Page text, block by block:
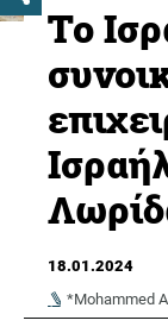
Το
18.01.2024
*Mohammed